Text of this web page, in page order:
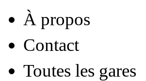
À propos
Contact
Toutes les gares